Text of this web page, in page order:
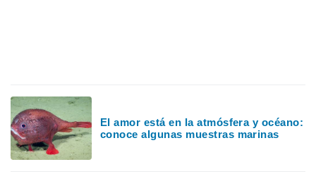
uso de
la
contenido
medir el
El amor está en la atmósfera y océano:
conoce algunas muestras marinas